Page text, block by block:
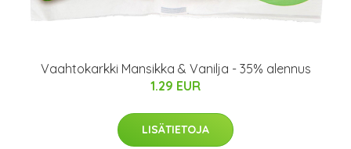
Vaahtokarkki Mansikka & Vanilja - 35% alennus
1.29 EUR
LISÄTIETOJA